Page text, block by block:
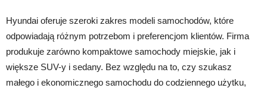
Hyundai oferuje szeroki zakres modeli samochodów, które
odpowiadają różnym potrzebom i preferencjom klientów. Firma
produkuje zarówno kompaktowe samochody miejskie, jak i
większe SUV-y i sedany. Bez względu na to, czy szukasz
małego i ekonomicznego samochodu do codziennego użytku,